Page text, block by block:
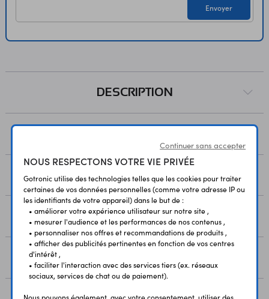
Envoyer
DESCRIPTION
LIVRAISON
RESSOURCES
Continuer sans accepter
NOUS RESPECTONS VOTRE VIE PRIVÉE
Gotronic utilise des technologies telles que les cookies pour traiter
certaines de vos données personnelles (comme votre adresse IP ou
les identifiants de votre appareil) dans le but de :
• améliorer votre expérience utilisateur sur notre site ,
• mesurer l'audience et les performances de nos contenus ,
• personnaliser nos offres et recommandations de produits ,
• afficher des publicités pertinentes en fonction de vos centres
d'intérêt ,
• faciliter l'interaction avec des services tiers (ex. réseaux
sociaux, services de chat ou de paiement).
Nous pouvons également, avec votre consentement, utiliser des